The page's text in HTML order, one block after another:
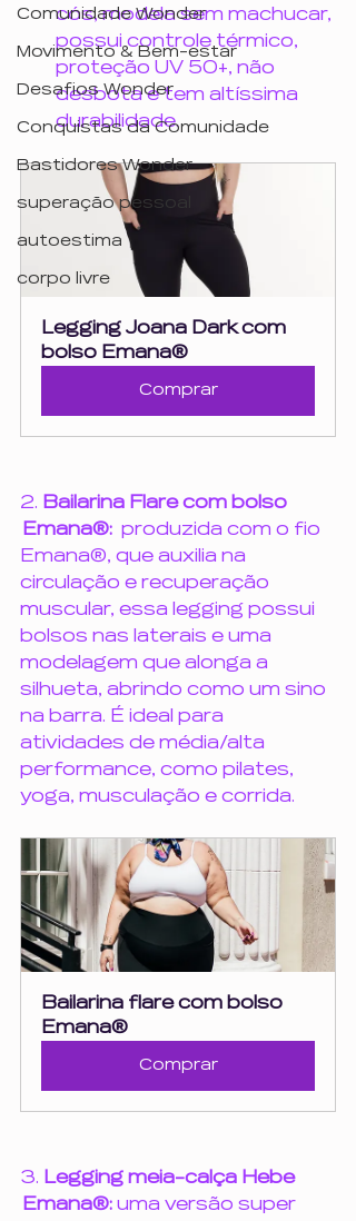
Comunidade Wonder
Movimento & Bem-estar
Desafios Wonder
Conquistas da Comunidade
Bastidores Wonder
superação pessoal
autoestima
corpo livre
cós, modela sem machucar,
possui controle térmico,
proteção UV 50+, não
desbota e tem altíssima
durabilidade.
Legging Joana Dark com
bolso Emana®
Comprar
2. Bailarina Flare com bolso
Emana®: produzida com o fio
Emana®, que auxilia na
circulação e recuperação
muscular, essa legging possui
bolsos nas laterais e uma
modelagem que alonga a
silhueta, abrindo como um sino
na barra. É ideal para
atividades de média/alta
performance, como pilates,
yoga, musculação e corrida.
Bailarina flare com bolso
Emana®
Comprar
3. Legging meia-calça Hebe
Emana®: uma versão super